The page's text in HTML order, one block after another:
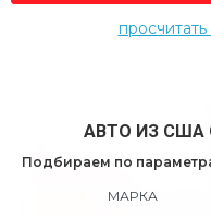
АВТО ИЗ США
Подбираем по
МАРКА